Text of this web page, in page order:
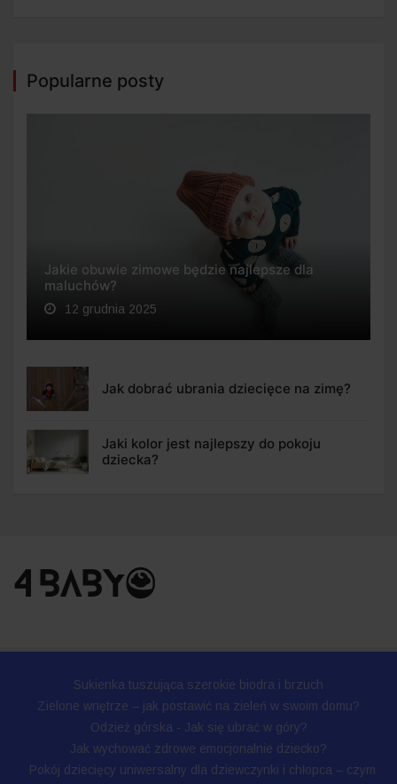
Popularne posty
Jakie obuwie zimowe będzie najlepsze dla
maluchów?
12 grudnia 2025
Jak dobrać ubrania dziecięce na zimę?
Jaki kolor jest najlepszy do pokoju
dziecka?
Sukienka tuszująca szerokie biodra i brzuch
Zielone wnętrze – jak postawić na zieleń w swoim domu?
Odzież górska - Jak się ubrać w góry?
Jak wychować zdrowe emocjonalnie dziecko?
Pokój dziecięcy uniwersalny dla dziewczynki i chłopca – czym